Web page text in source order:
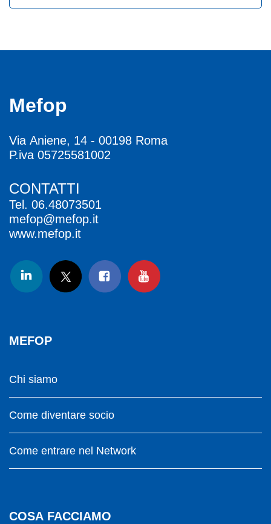
Mefop
Via Aniene, 14 - 00198 Roma
P.iva 05725581002
CONTATTI
Tel. 06.48073501
mefop@mefop.it
www.mefop.it
MEFOP
Chi siamo
Come diventare socio
Come entrare nel Network
COSA FACCIAMO